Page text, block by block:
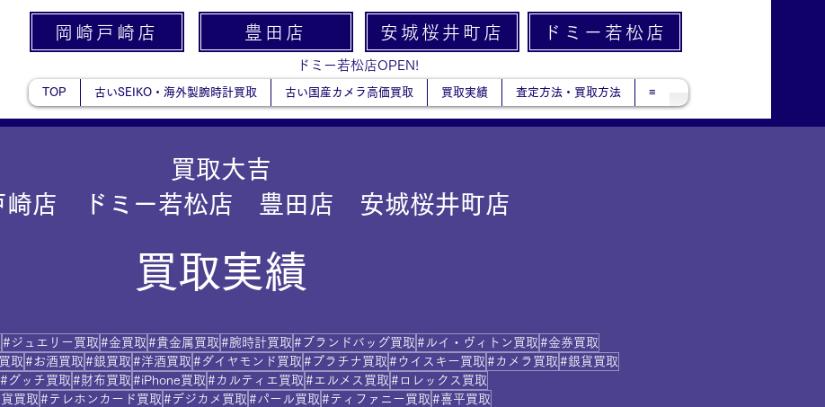
岡崎戸崎店 豊田店 安城桜井町店 ドミー若松店
ドミー若松店OPEN!
TOP 古いSEIKO・海外製腕時計買取 古い国産カメラ高価買取 買取実績 査定方法・買取方法 ≡
買取大吉
崎店 ドミー若松店 豊田店 安城桜井町店
買取実績
#ジュエリー買取 #金買取 #貴金属買取 #腕時計買取 #ブランドバッグ買取 #ルイ・ヴィトン買取 #金券買取
取 #お酒買取 #銀買取 #洋酒買取 #ダイヤモンド買取 #プラチナ買取 #ウイスキー買取 #カメラ買取 #銀貨買取
#グッチ買取 #財布買取 #iPhone買取 #カルティエ買取 #エルメス買取 #ロレックス買取
買取 #テレホンカード買取 #デジカメ買取 #パール買取 #ティファニー買取 #喜平買取